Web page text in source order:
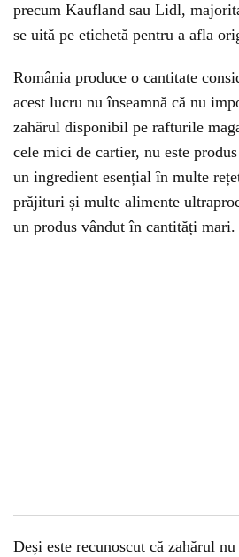
precum Kaufland sau Lidl,
se uită pe etichetă pentru a afla
România produce o cantitate
acest lucru nu înseamnă că nu
zahărul disponibil pe rafturile
cele mici de cartier, nu este
un ingredient esențial în multe
prăjituri și multe alimente
un produs vândut în cantități mari.
Deși este recunoscut că zahărul